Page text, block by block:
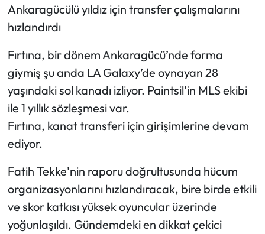
Ankaragücülü yıldız için transfer çalışmalarını
hızlandırdı
Fırtına, bir dönem Ankaragücü’nde forma
giymiş şu anda LA Galaxy’de oynayan 28
yaşındaki sol kanadı izliyor. Paintsil’in MLS ekibi
ile 1 yıllık sözleşmesi var.
Fırtına, kanat transferi için girişimlerine devam
ediyor.
Fatih Tekke'nin raporu doğrultusunda hücum
organizasyonlarını hızlandıracak, bire birde etkili
ve skor katkısı yüksek oyuncular üzerinde
yoğunlaşıldı. Gündemdeki en dikkat çekici
Turizm
Teknoloji